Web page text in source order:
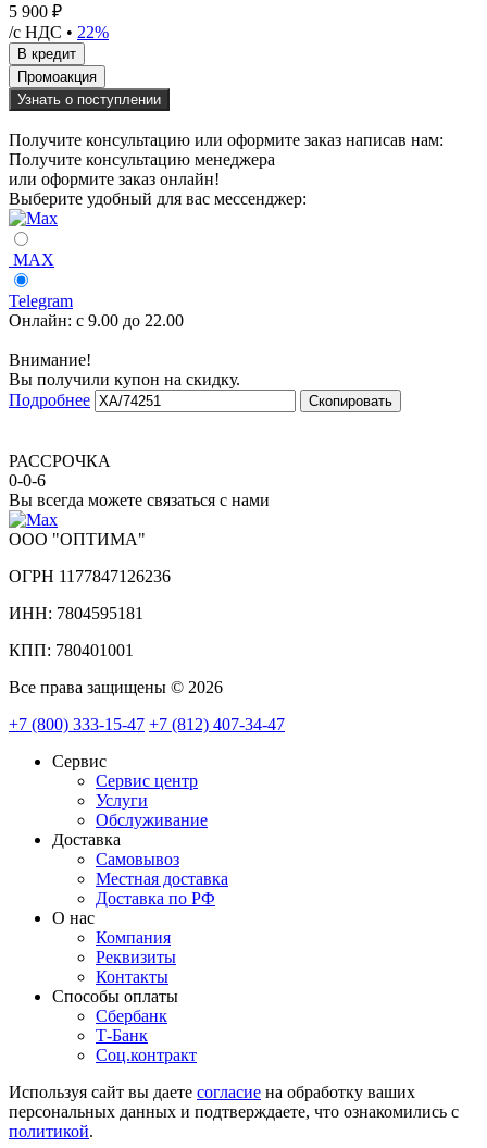
5 900 ₽
/с НДС • 22%
Узнать о поступлении
Получите консультацию или оформите заказ написав нам:
Получите консультацию менеджера
или оформите заказ онлайн!
Выберите удобный для вас мессенджер:
MAX
Telegram
Онлайн: с 9.00 до 22.00
Внимание!
Вы получили купон на скидку.
Подробнее
Скопировать
РАССРОЧКА
0-0-6
Вы всегда можете связаться с нами
ООО "ОПТИМА"
ОГРН 1177847126236
ИНН: 7804595181
КПП: 780401001
Все права защищены © 2026
+7 (800) 333-15-47 +7 (812) 407-34-47
Сервис
Сервис центр
Услуги
Обслуживание
Доставка
Самовывоз
Местная доставка
Доставка по РФ
О нас
Компания
Реквизиты
Контакты
Cпособы оплаты
Сбербанк
Т-Банк
Соц.контракт
Используя сайт вы даете согласие на обработку ваших
персональных данных и подтверждаете, что ознакомились с
политикой.